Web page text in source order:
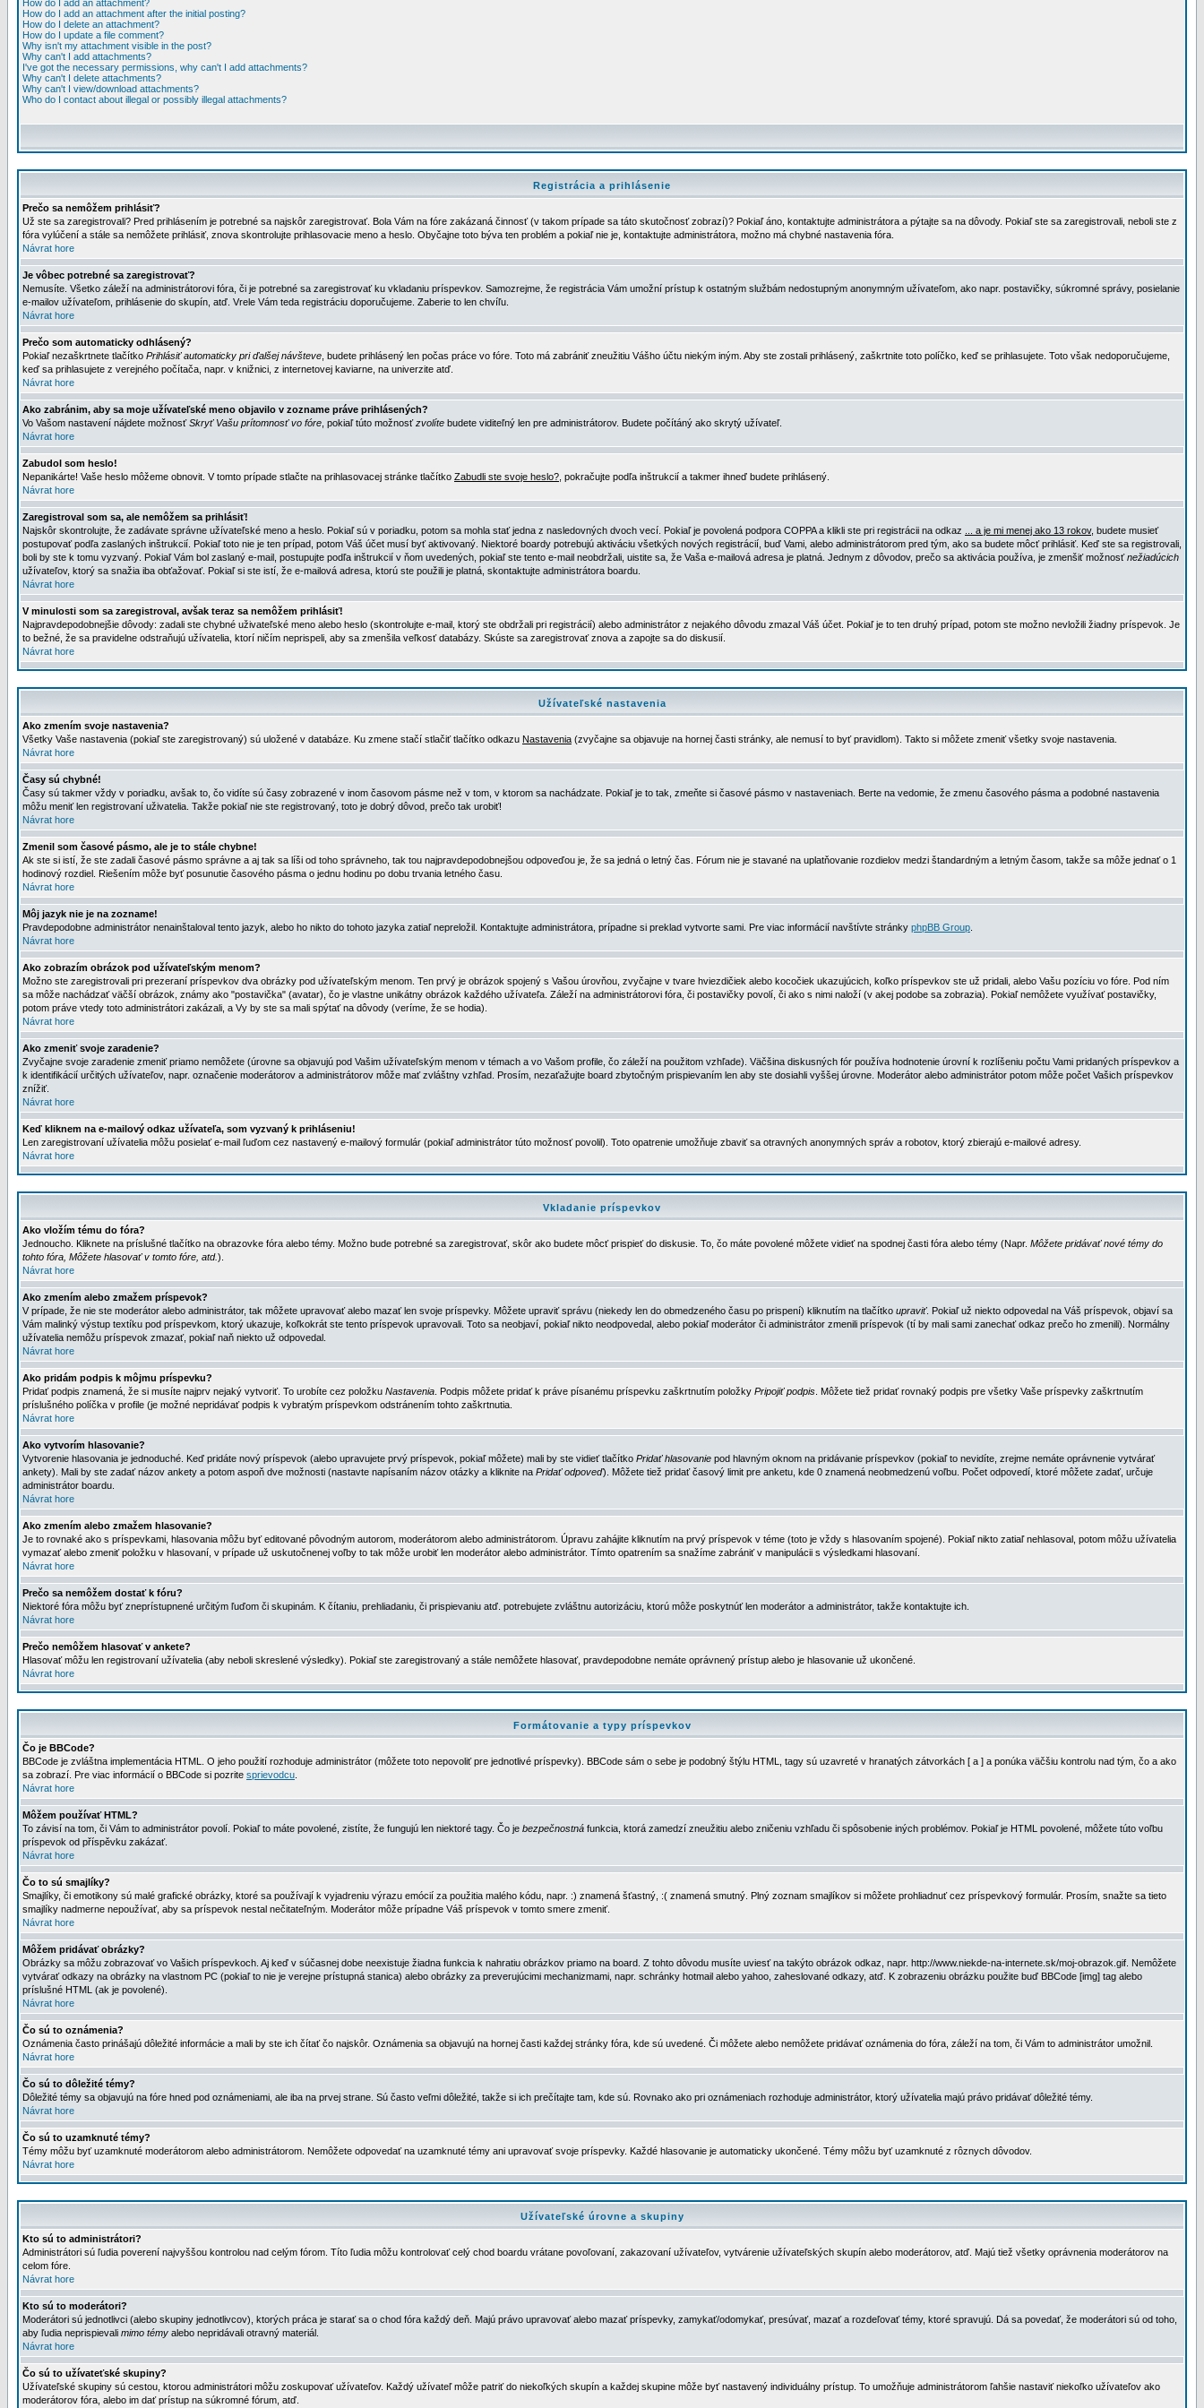
How do I add an attachment?
How do I add an attachment after the initial posting?
How do I delete an attachment?
How do I update a file comment?
Why isn't my attachment visible in the post?
Why can't I add attachments?
I've got the necessary permissions, why can't I add attachments?
Why can't I delete attachments?
Why can't I view/download attachments?
Who do I contact about illegal or possibly illegal attachments?
Registrácia a prihlásenie
Prečo sa nemôžem prihlásiť?
Už ste sa zaregistrovali? Pred prihlásením je potrebné sa najskôr zaregistrovať. Bola Vám na fóre zakázaná činnosť (v takom prípade sa táto skutočnosť zobrazí)? Pokiaľ áno, kontaktujte administrátora a pýtajte sa na dôvody. Pokiaľ ste sa zaregistrovali, neboli ste z
fóra vylúčení a stále sa nemôžete prihlásiť, znova skontrolujte prihlasovacie meno a heslo. Obyčajne toto býva ten problém a pokiaľ nie je, kontaktujte administrátora, možno má chybné nastavenia fóra.
Návrat hore
Je vôbec potrebné sa zaregistrovať?
Nemusíte. Všetko záleží na administrátorovi fóra, či je potrebné sa zaregistrovať ku vkladaniu príspevkov. Samozrejme, že registrácia Vám umožní prístup k ostatným službám nedostupným anonymným užívateľom, ako napr. postavičky, súkromné správy, posielanie
e-mailov užívateľom, prihlásenie do skupín, atď. Vrele Vám teda registráciu doporučujeme. Zaberie to len chvíľu.
Návrat hore
Prečo som automaticky odhlásený?
Pokiaľ nezaškrtnete tlačítko Prihlásiť automaticky pri ďalšej návšteve , budete prihlásený len počas práce vo fóre. Toto má zabrániť zneužitiu Vášho účtu niekým iným. Aby ste zostali prihlásený, zaškrtnite toto políčko, keď se prihlasujete. Toto však nedoporučujeme,
keď sa prihlasujete z verejného počítača, napr. v knižnici, z internetovej kaviarne, na univerzite atď.
Návrat hore
Ako zabránim, aby sa moje užívateľské meno objavilo v zozname práve prihlásených?
Vo Vašom nastavení nájdete možnosťSkryť Vašu prítomnosť vo fóre , pokiaľ túto možnosťzvolíte budete viditeľný len pre administrátorov. Budete počítáný ako skrytý užívateľ.
Návrat hore
Zabudol som heslo!
Nepanikárte! Vaše heslo môžeme obnovit. V tomto prípade stlačte na prihlasovacej stránke tlačítko Zabudli ste svoje heslo? , pokračujte podľa inštrukcií a takmer ihneď budete prihlásený.
Návrat hore
Zaregistroval som sa, ale nemôžem sa prihlásiť!
Najskôr skontrolujte, že zadávate správne užívateľské meno a heslo. Pokiaľ sú v poriadku, potom sa mohla stať jedna z nasledovných dvoch vecí. Pokiaľ je povolená podpora COPPA a klikli ste pri registrácii na odkaz
... a je mi menej ako 13 rokov, budete musieť
postupovať podľa zaslaných inštrukcií. Pokiaľ toto nie je ten prípad, potom Váš účet musí byť aktivovaný. Niektoré boardy potrebujú aktiváciu všetkých nových registrácií, buď Vami, alebo administrátorom pred tým, ako sa budete môcť prihlásiť. Keď ste sa registrovali,
boli by ste k tomu vyzvaný. Pokiaľ Vám bol zaslaný e-mail, postupujte podľa inštrukcií v ňom uvedených, pokiaľ ste tento e-mail neobdržali, uistite sa, že Vaša e-mailová adresa je platná. Jednym z dôvodov, prečo sa aktivácia používa, je zmenšiť možnosťnežiadúcich
užívateľov, ktorý sa snažia iba obťažovať. Pokiaľ si ste istí, že e-mailová adresa, ktorú ste použili je platná, skontaktujte administrátora boardu.
Návrat hore
V minulosti som sa zaregistroval, avšak teraz sa nemôžem prihlásiť!
Najpravdepodobnejšie dôvody: zadali ste chybné uživateľské meno alebo heslo (skontrolujte e-mail, ktorý ste obdržali pri registrácií) alebo administrátor z nejakého dôvodu zmazal Váš účet. Pokiaľ je to ten druhý prípad, potom ste možno nevložili žiadny príspevok. Je
to bežné, že sa pravidelne odstraňujú užívatelia, ktorí ničím neprispeli, aby sa zmenšila veľkosť databázy. Skúste sa zaregistrovať znova a zapojte sa do diskusií.
Návrat hore
Užívateľské nastavenia
Ako zmením svoje nastavenia?
Všetky Vaše nastavenia (pokiaľ ste zaregistrovaný) sú uložené v databáze. Ku zmene stačí stlačiť tlačítko odkazu Nastavenia (zvyčajne sa objavuje na hornej časti stránky, ale nemusí to byť pravidlom). Takto si môžete zmeniť všetky svoje nastavenia.
Návrat hore
Časy sú chybné!
Časy sú takmer vždy v poriadku, avšak to, čo vidíte sú časy zobrazené v inom časovom pásme než v tom, v ktorom sa nachádzate. Pokiaľ je to tak, zmeňte si časové pásmo v nastaveniach. Berte na vedomie, že zmenu časového pásma a podobné nastavenia
môžu meniť len registrovaní uživatelia. Takže pokiaľ nie ste registrovaný, toto je dobrý dôvod, prečo tak urobiť!
Návrat hore
Zmenil som časové pásmo, ale je to stále chybne!
Ak ste si istí, že ste zadali časové pásmo správne a aj tak sa líši od toho správneho, tak tou najpravdepodobnejšou odpoveďou je, že sa jedná o letný čas. Fórum nie je stavané na uplatňovanie rozdielov medzi štandardným a letným časom, takže sa môže jednať o 1
hodinový rozdiel. Riešením môže byť posunutie časového pásma o jednu hodinu po dobu trvania letného času.
Návrat hore
Môj jazyk nie je na zozname!
Pravdepodobne administrátor nenainštaloval tento jazyk, alebo ho nikto do tohoto jazyka zatiaľ nepreložil. Kontaktujte administrátora, prípadne si preklad vytvorte sami. Pre viac informácií navštívte stránky phpBB Group
Návrat hore
Ako zobrazím obrázok pod užívateľským menom?
Možno ste zaregistrovali pri prezeraní príspevkov dva obrázky pod užívateľským menom. Ten prvý je obrázok spojený s Vašou úrovňou, zvyčajne v tvare hviezdičiek alebo kocočiek ukazujúcich, koľko príspevkov ste už pridali, alebo Vašu pozíciu vo fóre. Pod ním
sa môže nachádzať väčší obrázok, známy ako "postavička" (avatar), čo je vlastne unikátny obrázok každého užívateľa. Záleží na administrátorovi fóra, či postavičky povolí, či ako s nimi naloží (v akej podobe sa zobrazia). Pokiaľ nemôžete využívať postavičky,
potom práve vtedy toto administrátori zakázali, a Vy by ste sa mali spýtať na dôvody (veríme, že se hodia).
Návrat hore
Ako zmeniť svoje zaradenie?
Zvyčajne svoje zaradenie zmeniť priamo nemôžete (úrovne sa objavujú pod Vašim užívateľským menom v témach a vo Vašom profile, čo záleží na použitom vzhľade). Väčšina diskusných fór používa hodnotenie úrovní k rozlíšeniu počtu Vami pridaných príspevkov a
k identifikácií určitých užívateľov, napr. označenie moderátorov a administrátorov môže mať zvláštny vzhľad. Prosím, nezaťažujte board zbytočným prispievaním len aby ste dosiahli vyššej úrovne. Moderátor alebo administrátor potom môže počet Vašich príspevkov
znížiť.
Návrat hore
Keď kliknem na e-mailový odkaz užívateľa, som vyzvaný k prihláseniu!
Len zaregistrovaní užívatelia môžu posielať e-mail ľuďom cez nastavený e-mailový formulár (pokiaľ administrátor túto možnosť povolil). Toto opatrenie umožňuje zbaviť sa otravných anonymných správ a robotov, ktorý zbierajú e-mailové adresy.
Návrat hore
Vkladanie príspevkov
Ako vložím tému do fóra?
Jednoucho. Kliknete na príslušné tlačítko na obrazovke fóra alebo témy. Možno bude potrebné sa zaregistrovať, skôr ako budete môcť prispieť do diskusie. To, čo máte povolené môžete vidieť na spodnej časti fóra alebo témy (Napr. Môžete pridávať nové témy do
tohto fóra, Môžete hlasovať v tomto fóre, atd.).
Návrat hore
Ako zmením alebo zmažem príspevok?
V prípade, že nie ste moderátor alebo administrátor, tak môžete upravovať alebo mazať len svoje príspevky. Môžete upraviť správu (niekedy len do obmedzeného času po prispení) kliknutím na tlačítko upraviť. Pokiaľ už niekto odpovedal na Váš príspevok, objaví sa
Vám malinký výstup textíku pod príspevkom, ktorý ukazuje, koľkokrát ste tento príspevok upravovali. Toto sa neobjaví, pokiaľ nikto neodpovedal, alebo pokiaľ moderátor či administrátor zmenili príspevok (tí by mali sami zanechať odkaz prečo ho zmenili). Normálny
užívatelia nemôžu príspevok zmazať, pokiaľ naň niekto už odpovedal.
Návrat hore
Ako pridám podpis k môjmu príspevku?
Pridať podpis znamená, že si musíte najprv nejaký vytvoriť. To urobíte cez položku Nastavenia . Podpis môžete pridať k práve písanému príspevku zaškrtnutím položky Pripojiť podpis . Môžete tiež pridať rovnaký podpis pre všetky Vaše príspevky zaškrtnutím
príslušného políčka v profile (je možné nepridávať podpis k vybratým príspevkom odstránením tohto zaškrtnutia.
Návrat hore
Ako vytvorím hlasovanie?
Vytvorenie hlasovania je jednoduché. Keď pridáte nový príspevok (alebo upravujete prvý príspevok, pokiaľ môžete) mali by ste vidieť tlačítko Pridať hlasovanie pod hlavným oknom na pridávanie príspevkov (pokiaľ to nevidíte, zrejme nemáte oprávnenie vytvárať
ankety). Mali by ste zadať názov ankety a potom aspoň dve možnosti (nastavte napísaním názov otázky a kliknite na Pridať odpoveď). Môžete tiež pridať časový limit pre anketu, kde 0 znamená neobmedzenú voľbu. Počet odpovedí, ktoré môžete zadať, určuje
administrátor boardu.
Návrat hore
Ako zmením alebo zmažem hlasovanie?
Je to rovnaké ako s príspevkami, hlasovania môžu byť editované pôvodným autorom, moderátorom alebo administrátorom. Úpravu zahájite kliknutím na prvý príspevok v téme (toto je vždy s hlasovaním spojené). Pokiaľ nikto zatiaľ nehlasoval, potom môžu užívatelia
vymazať alebo zmeniť položku v hlasovaní, v prípade už uskutočnenej voľby to tak môže urobiť len moderátor alebo administrátor. Tímto opatrením sa snažíme zabrániť v manipulácii s výsledkami hlasovaní.
Návrat hore
Prečo sa nemôžem dostať k fóru?
Niektoré fóra môžu byť zneprístupnené určitým ľuďom či skupinám. K čítaniu, prehliadaniu, či prispievaniu atď. potrebujete zvláštnu autorizáciu, ktorú môže poskytnúť len moderátor a administrátor, takže kontaktujte ich.
Návrat hore
Prečo nemôžem hlasovať v ankete?
Hlasovať môžu len registrovaní užívatelia (aby neboli skreslené výsledky). Pokiaľ ste zaregistrovaný a stále nemôžete hlasovať, pravdepodobne nemáte oprávnený prístup alebo je hlasovanie už ukončené.
Návrat hore
Formátovanie a typy príspevkov
Čo je BBCode?
BBCode je zvláštna implementácia HTML. O jeho použití rozhoduje administrátor (môžete toto nepovoliť pre jednotlivé príspevky). BBCode sám o sebe je podobný štýlu HTML, tagy sú uzavreté v hranatých zátvorkách [ a ] a ponúka väčšiu kontrolu nad tým, čo a ako
sa zobrazí. Pre viac informácií o BBCode si pozrite sprievodcu
Návrat hore
Môžem používať HTML?
To závisí na tom, či Vám to administrátor povolí. Pokiaľ to máte povolené, zistíte, že fungujú len niektoré tagy. Čo je bezpečnostná funkcia, ktorá zamedzí zneužitiu alebo zničeniu vzhľadu či spôsobenie iných problémov. Pokiaľ je HTML povolené, môžete túto voľbu
príspevok od příspěvku zakázať.
Návrat hore
Čo to sú smajlíky?
Smajlíky, či emotikony sú malé grafické obrázky, ktoré sa používají k vyjadreniu výrazu emócií za použitia malého kódu, napr. :) znamená šťastný, :( znamená smutný. Plný zoznam smajlíkov si môžete prohliadnuť cez príspevkový formulár. Prosím, snažte sa tieto
smajlíky nadmerne nepoužívať, aby sa príspevok nestal nečitateľným. Moderátor môže prípadne Váš príspevok v tomto smere zmeniť.
Návrat hore
Môžem pridávať obrázky?
Obrázky sa môžu zobrazovať vo Vašich príspevkoch. Aj keď v súčasnej dobe neexistuje žiadna funkcia k nahratiu obrázkov priamo na board. Z tohto dôvodu musíte uviesť na takýto obrázok odkaz, napr. http://www.niekde-na-internete.sk/moj-obrazok.gif. Nemôžete
vytvárať odkazy na obrázky na vlastnom PC (pokiaľ to nie je verejne prístupná stanica) alebo obrázky za preverujúcimi mechanizmami, napr. schránky hotmail alebo yahoo, zaheslované odkazy, atď. K zobrazeniu obrázku použite buď BBCode [img] tag alebo
príslušné HTML (ak je povolené).
Návrat hore
Čo sú to oznámenia?
Oznámenia často prinášajú dôležité informácie a mali by ste ich čítať čo najskôr. Oznámenia sa objavujú na hornej časti každej stránky fóra, kde sú uvedené. Či môžete alebo nemôžete pridávať oznámenia do fóra, záleží na tom, či Vám to administrátor umožnil.
Návrat hore
Čo sú to dôležité témy?
Dôležité témy sa objavujú na fóre hned pod oznámeniami, ale iba na prvej strane. Sú často veľmi dôležité, takže si ich prečítajte tam, kde sú. Rovnako ako pri oznámeniach rozhoduje administrátor, ktorý užívatelia majú právo pridávať dôležité témy.
Návrat hore
Čo sú to uzamknuté témy?
Témy môžu byť uzamknuté moderátorom alebo administrátorom. Nemôžete odpovedať na uzamknuté témy ani upravovať svoje príspevky. Každé hlasovanie je automaticky ukončené. Témy môžu byť uzamknuté z rôznych dôvodov.
Návrat hore
Užívateľské úrovne a skupiny
Kto sú to administrátori?
Administrátori sú ľudia poverení najvyššou kontrolou nad celým fórom. Títo ľudia môžu kontrolovať celý chod boardu vrátane povoľovaní, zakazovaní užívateľov, vytvárenie užívateľských skupín alebo moderátorov, atď. Majú tiež všetky oprávnenia moderátorov na
celom fóre.
Návrat hore
Kto sú to moderátori?
Moderátori sú jednotlivci (alebo skupiny jednotlivcov), ktorých práca je starať sa o chod fóra každý deň. Majú právo upravovať alebo mazať príspevky, zamykať/odomykať, presúvať, mazať a rozdeľovať témy, ktoré spravujú. Dá sa povedať, že moderátori sú od toho,
aby ľudia neprispievali mimo témy alebo nepridávali otravný materiál.
Návrat hore
Čo sú to užívateťské skupiny?
Užívateľské skupiny sú cestou, ktorou administrátori môžu zoskupovať užívateľov. Každý užívateľ môže patriť do niekoľkých skupín a každej skupine môže byť nastavený individuálny prístup. To umožňuje administrátorom ľahšie nastaviť niekoľko užívateľov ako
moderátorov fóra, alebo im dať prístup na súkromné fórum, atď.